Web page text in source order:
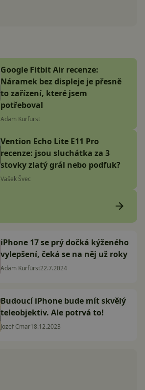
Google Fitbit Air recenze:
Náramek bez displeje je přesně
to zařízení, které jsem
potřeboval
Adam Kurfürst
Vention Echo Lite E11 Pro
recenze: jsou sluchátka za 3
stovky zlatý grál nebo podfuk?
Vašek Švec
iPhone 17 se prý dočká kýženého
vylepšení, čeká se na něj už roky
Adam Kurfürst22.7.2024
Budoucí iPhone bude mít skvělý
teleobjektiv. Ale potrvá to!
Jozef Cmar18.12.2023